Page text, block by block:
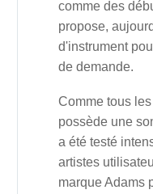
comme des
propose,
d'instrument
de demande.
Comme tous
possède une
a été testé
artistes
marque Adams